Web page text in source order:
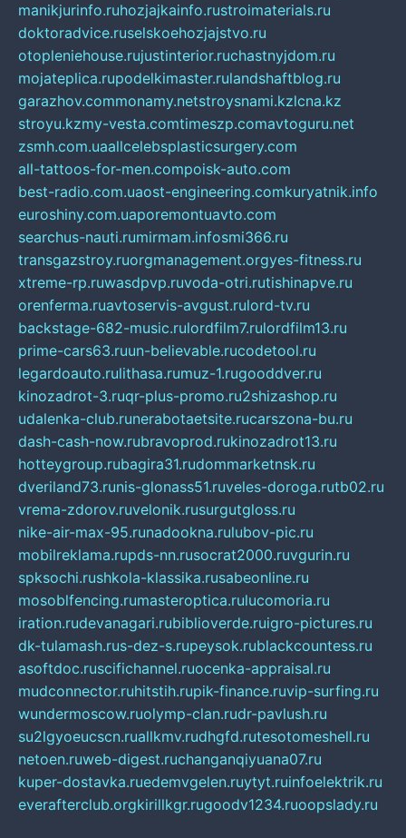
manikjurinfo.ruhozjajkainfo.rustroimaterials.ru
doktoradvice.ruselskoehozjajstvo.ru
otopleniehouse.rujustinterior.ruchastnyjdom.ru
mojateplica.rupodelkimaster.rulandshaftblog.ru
garazhov.commonamy.netstroysnami.kzlcna.kz
stroyu.kzmy-vesta.comtimeszp.comavtoguru.net
zsmh.com.uaallcelebsplasticsurgery.com
all-tattoos-for-men.compoisk-auto.com
best-radio.com.uaost-engineering.comkuryatnik.info
euroshiny.com.uaporemontuavto.com
searchus-nauti.rumirmam.infosmi366.ru
transgazstroy.ruorgmanagement.orgyes-fitness.ru
xtreme-rp.ruwasdpvp.ruvoda-otri.rutishinapve.ru
orenferma.ruavtoservis-avgust.rulord-tv.ru
backstage-682-music.rulordfilm7.rulordfilm13.ru
prime-cars63.ruun-believable.rucodetool.ru
legardoauto.rulithasa.rumuz-1.rugooddver.ru
kinozadrot-3.ruqr-plus-promo.ru2shizashop.ru
udalenka-club.runerabotaetsite.rucarszona-bu.ru
dash-cash-now.rubravoprod.rukinozadrot13.ru
hotteygroup.rubagira31.rudommarketnsk.ru
dveriland73.runis-glonass51.ruveles-doroga.rutb02.ru
vrema-zdorov.ruvelonik.rusurgutgloss.ru
nike-air-max-95.runadookna.rulubov-pic.ru
mobilreklama.rupds-nn.rusocrat2000.ruvgurin.ru
spksochi.rushkola-klassika.rusabeonline.ru
mosoblfencing.rumasteroptica.rulucomoria.ru
iration.rudevanagari.rubiblioverde.ruigro-pictures.ru
dk-tulamash.rus-dez-s.rupeysok.rublackcountess.ru
asoftdoc.ruscifichannel.ruocenka-appraisal.ru
mudconnector.ruhitstih.rupik-finance.ruvip-surfing.ru
wundermoscow.ruolymp-clan.rudr-pavlush.ru
su2lgyoeucscn.ruallkmv.rudhgfd.rutesotomeshell.ru
netoen.ruweb-digest.ruchanganqiyuana07.ru
kuper-dostavka.ruedemvgelen.ruytyt.ruinfoelektrik.ru
everafterclub.orgkirillkgr.rugoodv1234.ruoopslady.ru